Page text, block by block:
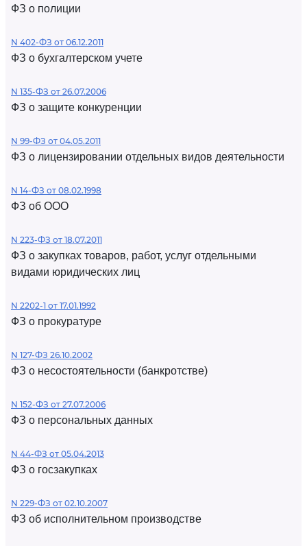
ФЗ о полиции
N 402-ФЗ от 06.12.2011
ФЗ о бухгалтерском учете
N 135-ФЗ от 26.07.2006
ФЗ о защите конкуренции
N 99-ФЗ от 04.05.2011
ФЗ о лицензировании отдельных видов деятельности
N 14-ФЗ от 08.02.1998
ФЗ об ООО
N 223-ФЗ от 18.07.2011
ФЗ о закупках товаров, работ, услуг отдельными
видами юридических лиц
N 2202-1 от 17.01.1992
ФЗ о прокуратуре
N 127-ФЗ 26.10.2002
ФЗ о несостоятельности (банкротстве)
N 152-ФЗ от 27.07.2006
ФЗ о персональных данных
N 44-ФЗ от 05.04.2013
ФЗ о госзакупках
N 229-ФЗ от 02.10.2007
ФЗ об исполнительном производстве